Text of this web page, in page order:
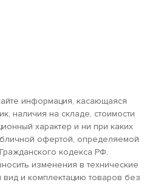
информация, касающаяся
наличия на складе, стоимости
характер и ни при каких
офертой, определяемой
кодекса РФ.
изменения в технические
вид и комплектацию товаров без